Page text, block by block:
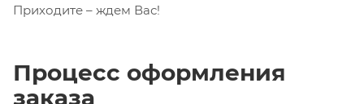
Приходите – ждем Вас!
Процесс оформления
заказа